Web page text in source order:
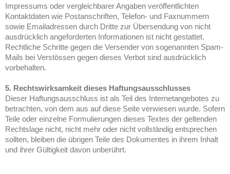
Impressums oder vergleichbarer Angaben veröffentlichten
Kontaktdaten wie Postanschriften, Telefon- und Faxnummern
sowie Emailadressen durch Dritte zur Übersendung von nicht
ausdrücklich angeforderten Informationen ist nicht gestattet.
Rechtliche Schritte gegen die Versender von sogenannten Spam-
Mails bei Verstössen gegen dieses Verbot sind ausdrücklich
vorbehalten.
5. Rechtswirksamkeit dieses Haftungsausschlusses
Dieser Haftungsausschluss ist als Teil des Internetangebotes zu
betrachten, von dem aus auf diese Seite verwiesen wurde. Sofern
Teile oder einzelne Formulierungen dieses Textes der geltenden
Rechtslage nicht, nicht mehr oder nicht vollständig entsprechen
sollten, bleiben die übrigen Teile des Dokumentes in ihrem Inhalt
und ihrer Gültigkeit davon unberührt.